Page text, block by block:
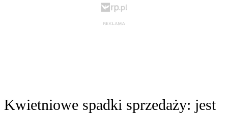
Kwietniowe spadki sprzedaży: jest